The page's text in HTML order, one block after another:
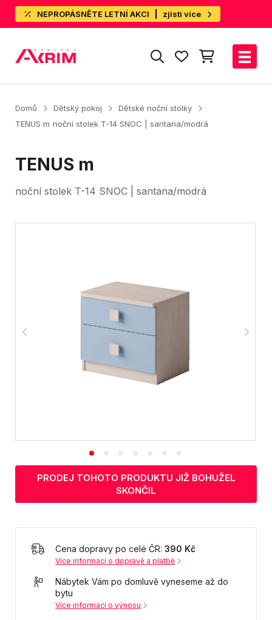
NEPROPÁSNĚTE LETNÍ AKCI zjisti více
Domů Dětský pokoj
Dětské noční stolky
TENUS m noční stolek T-14 SNOC | santana/modrá
TENUS m
noční stolek T-14 SNOC | santana/modrá
PRODEJ TOHOTO PRODUKTU JIŽ BOHUŽEL
SKONČIL
Cena dopravy po celé ČR: 390 Kč
Více informací o dopravě a platbě
Nábytek Vám po domluvě vyneseme až do
bytu
Více informací o výnosu